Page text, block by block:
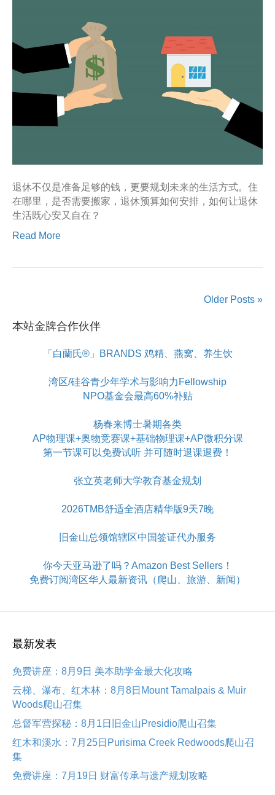
退休不仅是准备足够的钱，更要规划未来的生活方式。住
在哪里，是否需要搬家，退休预算如何安排，如何让退休
生活既心安又自在？
Read More
Older Posts »
本站金牌合作伙伴
「白蘭氏®」BRANDS 鸡精、燕窝、养生饮
湾区/硅谷青少年学术与影响力Fellowship
NPO基金会最高60%补贴
杨春来博士暑期各类
AP物理课+奥物竞赛课+基础物理课+AP微积分课
第一节课可以免费试听 并可随时退课退费！
张立英老师大学教育基金规划
2026TMB舒适全酒店精华版9天7晚
旧金山总领馆辖区中国签证代办服务
你今天亚马逊了吗？Amazon Best Sellers！
免费订阅湾区华人最新资讯（爬山、旅游、新闻）
最新发表
免费讲座：8月9日 美本助学金最大化攻略
云梯、瀑布、红木林：8月8日Mount Tamalpais & Muir
Woods爬山召集
总督军营探秘：8月1日旧金山Presidio爬山召集
红木和溪水：7月25日Purisima Creek Redwoods爬山召
集
免费讲座：7月19日 财富传承与遗产规划攻略